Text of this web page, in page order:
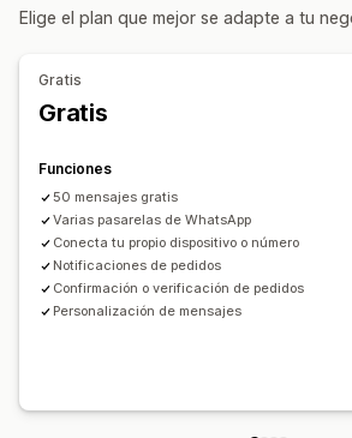
Elige el plan que mejor se adapte a tu
Gratis
Gratis
Funciones
50 mensajes gratis
Varias pasarelas de WhatsApp
Conecta tu propio dispositivo o número
Notificaciones de pedidos
Confirmación o verificación de pedidos
Personalización de mensajes